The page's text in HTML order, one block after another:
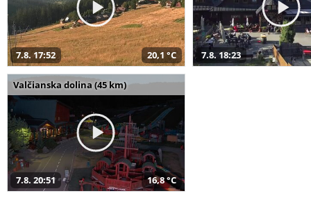
7.8. 17:52 20,1 °C 7.8. 18:23
Valčianska dolina (45 km)
7.8. 20:51 16,8 °C